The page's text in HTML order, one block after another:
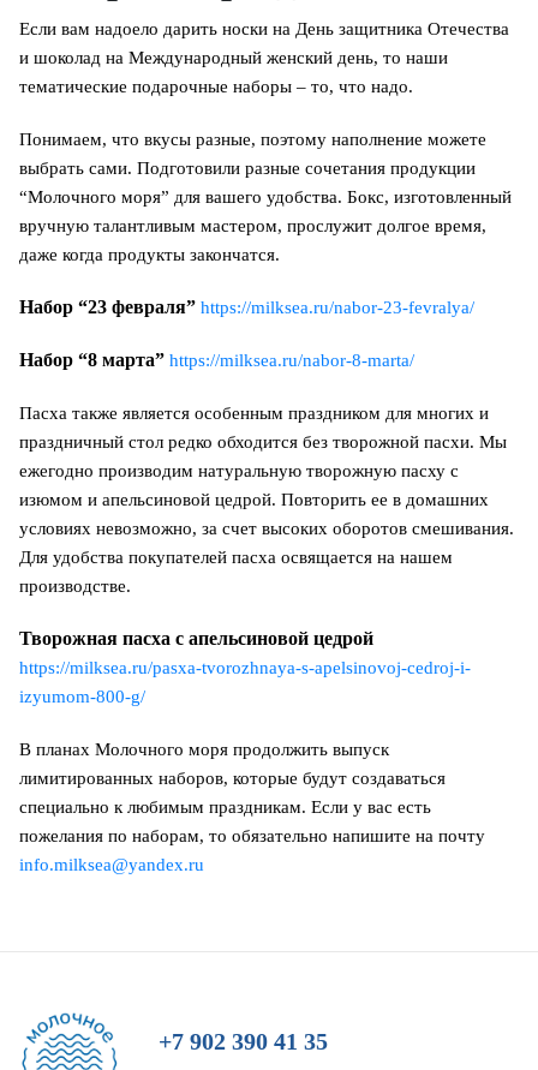
Если вам надоело дарить носки на День защитника Отечества
и шоколад на Международный женский день, то наши
тематические подарочные наборы – то, что надо.
Понимаем, что вкусы разные, поэтому наполнение можете
выбрать сами. Подготовили разные сочетания продукции
“Молочного моря” для вашего удобства. Бокс, изготовленный
вручную талантливым мастером, прослужит долгое время,
даже когда продукты закончатся.
Набор “23 февраля” https://milksea.ru/nabor-23-fevralya/
Набор “8 марта” https://milksea.ru/nabor-8-marta/
Пасха также является особенным праздником для многих и
праздничный стол редко обходится без творожной пасхи. Мы
ежегодно производим натуральную творожную пасху с
изюмом и апельсиновой цедрой. Повторить ее в домашних
условиях невозможно, за счет высоких оборотов смешивания.
Для удобства покупателей пасха освящается на нашем
производстве.
Творожная пасха с апельсиновой цедрой
https://milksea.ru/pasxa-tvorozhnaya-s-apelsinovoj-cedroj-i-
izyumom-800-g/
В планах Молочного моря продолжить выпуск
лимитированных наборов, которые будут создаваться
специально к любимым праздникам. Если у вас есть
пожелания по наборам, то обязательно напишите на почту
info.milksea@yandex.ru
+7 902 390 41 35